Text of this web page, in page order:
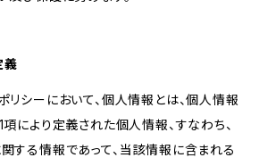
義
リシーにおいて、個人情報とは、個人情報
により定義された個人情報、すなわち、
する情報であって、当該情報に含まれる